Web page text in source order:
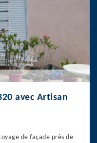
avec Artisan
de façade près de